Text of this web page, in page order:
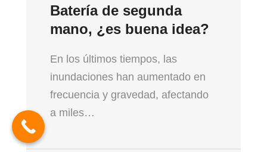
Batería de segunda
mano, ¿es buena idea?
En los últimos tiempos, las
inundaciones han aumentado en
frecuencia y gravedad, afectando
a miles…